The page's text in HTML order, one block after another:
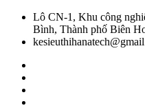
Lô CN-1, Khu công
Bình, Thành phố Biên